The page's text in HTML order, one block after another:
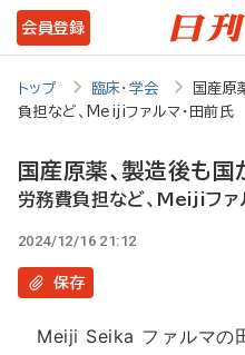
メ
イ
コ
テ
ツ
に
会員登録
トップ 臨床・学会
国産
負担など、Meijiファルマ・田前氏
国産原薬、製造後も国
労務費負担など、Meijiファ
2024/12/16 21:12
保存
Meiji Seika ファルマの